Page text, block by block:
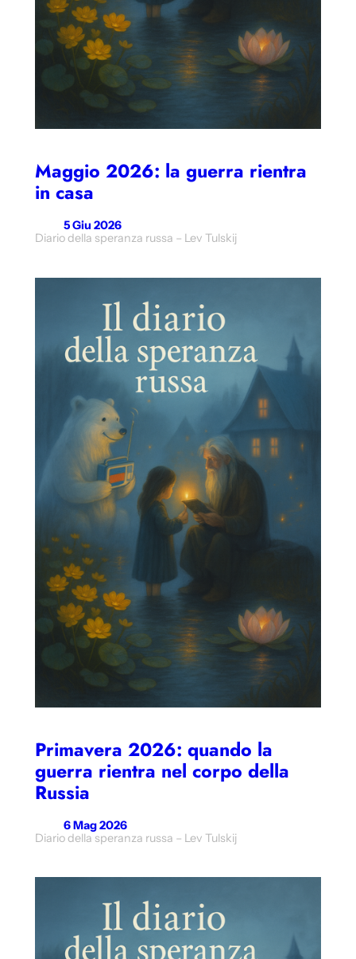
Maggio 2026: la guerra rientra
in casa
5 Giu 2026
Diario della speranza russa – Lev Tulskij
Primavera 2026: quando la
guerra rientra nel corpo della
Russia
6 Mag 2026
Diario della speranza russa – Lev Tulskij